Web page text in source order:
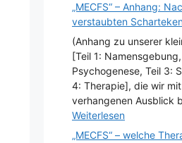
„MECFS“ – Anhang:
verstaubten
(Anhang zu unserer
[Teil 1:
Psychogenese, Teil 3:
4: Therapie], die wir
verhangenen Ausblick
Weiterlesen
„MECFS“ – welche